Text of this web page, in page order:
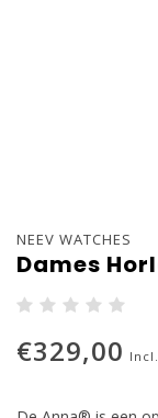
NEEV WATCHES
Dames
€329,00